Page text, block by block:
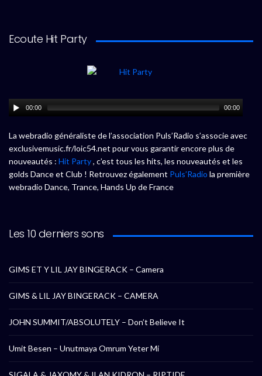
Ecoute Hit Party
00:00 00:00
La webradio généraliste de l’association Puls’Radio s’associe avec
exclusivemusic.fr/loic54.net pour vous garantir encore plus de
nouveautés : Hit Party, c’est tous les hits, les nouveautés et les
golds Dance et Club ! Retrouvez également Puls’Radio la première
webradio Dance, Trance, Hands Up de France
Les 10 derniers sons
GIMS ET Y LIL JAY BINGERACK – Camera
GIMS & LIL JAY BINGERACK – CAMERA
JOHN SUMMIT/ABSOLUTELY – Don’t Believe It
Umit Besen – Unutmaya Omrum Yeter Mi